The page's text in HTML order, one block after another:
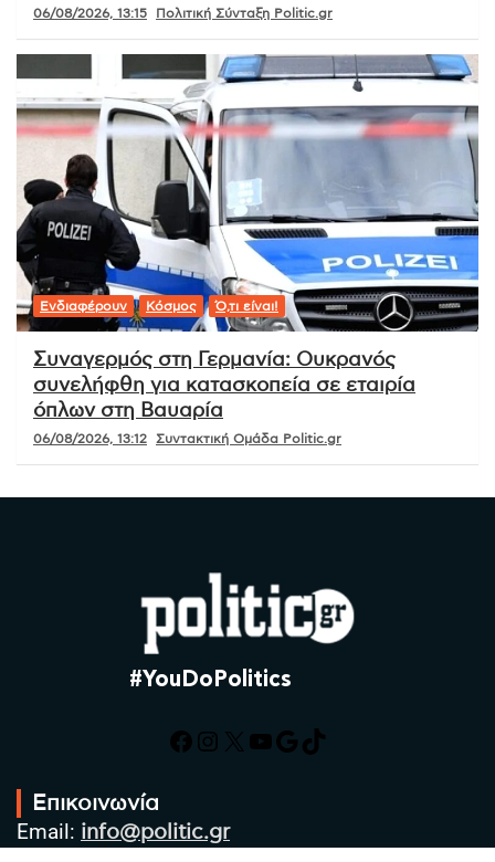
06/08/2026, 13:15 Πολιτική Σύνταξη Politic.gr
Ενδιαφέρουν Κόσμος Ό,τι είναι!
Συναγερμός στη Γερμανία: Ουκρανός
συνελήφθη για κατασκοπεία σε εταιρία
όπλων στη Βαυαρία
06/08/2026, 13:12 Συντακτική Ομάδα Politic.gr
#YouDoPolitics
Facebook
Instagram
X YouTube
Google
TikTok
Επικοινωνία
Email: info@politic.gr